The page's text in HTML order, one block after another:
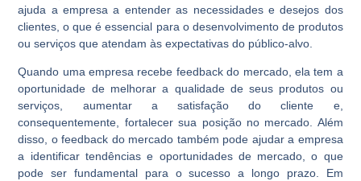
ajuda a empresa a entender as necessidades e desejos dos
clientes, o que é essencial para o desenvolvimento de produtos
ou serviços que atendam às expectativas do público-alvo.
Quando uma empresa recebe feedback do mercado, ela tem a
oportunidade de melhorar a qualidade de seus produtos ou
serviços, aumentar a satisfação do cliente e,
consequentemente, fortalecer sua posição no mercado. Além
disso, o feedback do mercado também pode ajudar a empresa
a identificar tendências e oportunidades de mercado, o que
pode ser fundamental para o sucesso a longo prazo. Em